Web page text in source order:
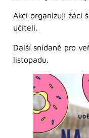
Akci organizují žáci
učiteli.
Další snídaně pro
listopadu.